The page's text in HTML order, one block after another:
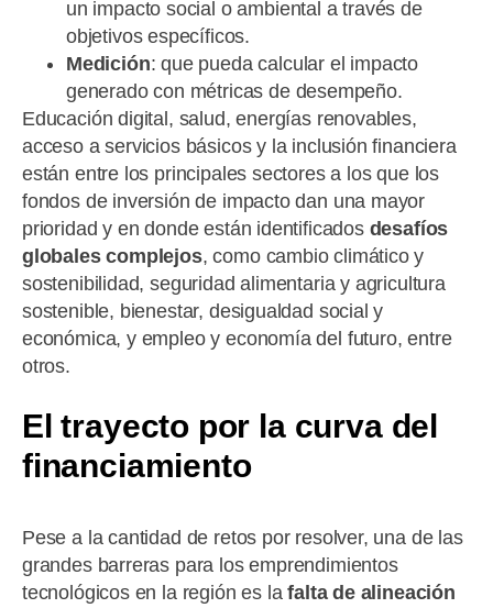
un impacto social o ambiental a través de
objetivos específicos.
Medición: que pueda calcular el impacto
generado con métricas de desempeño.
Educación digital, salud, energías renovables,
acceso a servicios básicos y la inclusión financiera
están entre los principales sectores a los que los
fondos de inversión de impacto dan una mayor
prioridad y en donde están identificados desafíos
globales complejos, como cambio climático y
sostenibilidad, seguridad alimentaria y agricultura
sostenible, bienestar, desigualdad social y
económica, y empleo y economía del futuro, entre
otros.
El trayecto por la curva del
financiamiento
Pese a la cantidad de retos por resolver, una de las
grandes barreras para los emprendimientos
tecnológicos en la región es lafalta de alineación